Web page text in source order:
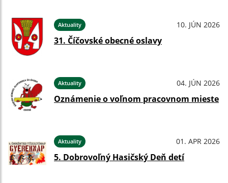
Aktuality 10. JÚN 2026
31. Číčovské obecné oslavy
Aktuality 04. JÚN 2026
Oznámenie o voľnom pracovnom mieste
Aktuality 01. APR 2026
5. Dobrovoľný Hasičský Deň detí